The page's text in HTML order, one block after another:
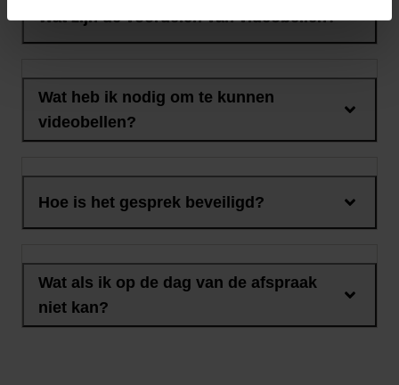
Wat zijn de voordelen van videobellen?
Wat heb ik nodig om te kunnen
videobellen?
Hoe is het gesprek beveiligd?
Wat als ik op de dag van de afspraak
niet kan?